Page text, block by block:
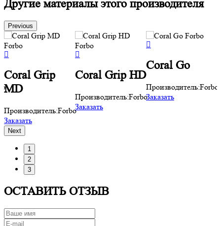
Другие материалы этого производителя
Previous
Coral Grip
MD
Производитель:Forbo
Заказать
Coral Grip HD
Производитель:Forbo
Заказать
Coral Go
Производитель:Forbo
Заказать
Next
1
2
3
ОСТАВИТЬ ОТЗЫВ